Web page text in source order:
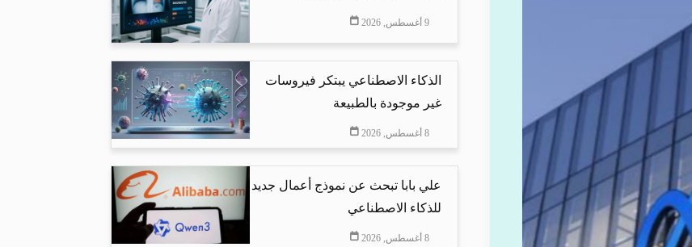
9 أغسطس, 2026
الذكاء الاصطناعي يبتكر فيروسات
غير موجودة بالطبيعة
8 أغسطس, 2026
علي بابا تبحث عن نموذج أعمال جديد
للذكاء الاصطناعي
8 أغسطس, 2026